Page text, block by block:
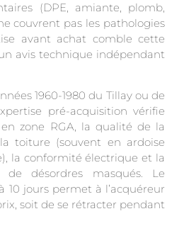
(DPE, amiante, plomb,
couvrent pas les pathologies
avant achat comble cette
avis technique indépendant
1960-1980 du Tillay ou de
pré-acquisition vérifie
zone RGA, la qualité de la
toiture (souvent en ardoise
la conformité électrique et la
de désordres masqués. Le
10 jours permet à l’acquéreur
soit de se rétracter pendant